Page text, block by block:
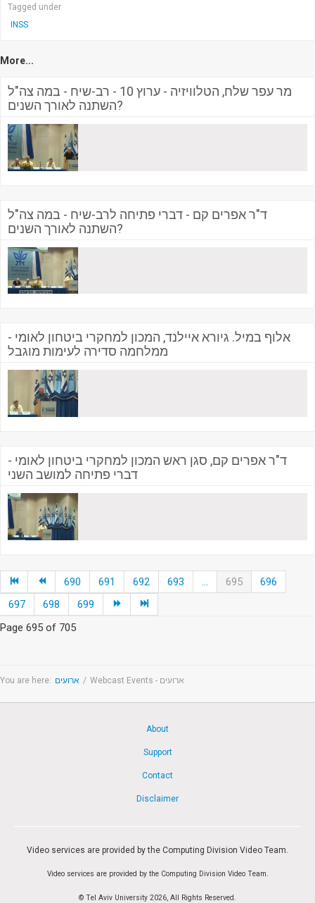
Tagged under
INSS
More...
מר עפר שלח, הטלוויזיה - ערוץ 10 - רב-שיח - במה צה"ל
השתנה לאורך השנים?
ד"ר אפרים קם - דברי פתיחה לרב-שיח - במה צה"ל
השתנה לאורך השנים?
אלוף במיל. גיורא איילנד, המכון למחקרי ביטחון לאומי -
ממלחמה סדירה לעימות מוגבל
ד"ר אפרים קם, סגן ראש המכון למחקרי ביטחון לאומי -
דברי פתיחה למושב השני
690 691 692 693 ... 695
696
697
698
699
Page 695 of 705
You are here: ארועים / Webcast Events - ארועים
About
Support
Contact
Disclaimer
Video services are provided by the Computing Division Video Team.
Video services are provided by the Computing Division Video Team.
© Tel Aviv University 2026, All Rights Reserved.